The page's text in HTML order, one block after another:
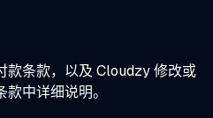
款条款，以及 Cloudzy 修改或
中详细说明。